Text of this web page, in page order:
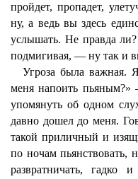
пройдет, пропадет,
ну, а ведь вы здесь
услышать. Не правда
подмигивая, — ну так и
Угроза была важная.
меня напоить пьяным?»
упомянуть об одном
давно дошел до меня.
такой приличный и
по ночам пьянствовать,
развратничать, гадко